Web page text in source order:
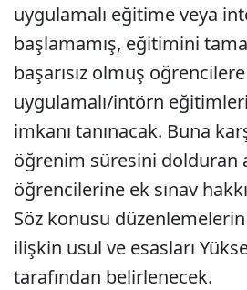
uygulamalı eğitime veya
başlamamış, eğitimini
başarısız olmuş
uygulamalı/intörn
imkanı tanınacak. Buna
öğrenim süresini dolduran
öğrencilerine ek sınav
Söz konusu
ilişkin usul ve esasları
tarafından belirlenecek.